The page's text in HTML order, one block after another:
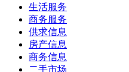
生活服务
商务服务
供求信息
房产信息
商务信息
二手市场